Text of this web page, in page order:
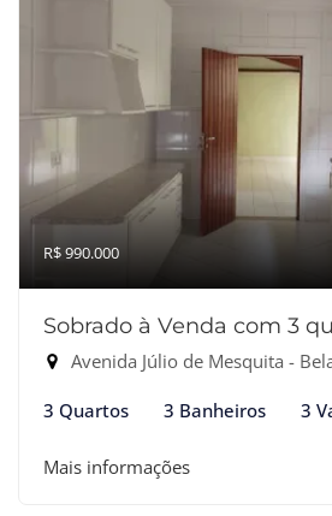
R$ 990.000
Sobrado à Venda com 3
Avenida Júlio de Mesquita -
3 Quartos 3 Banheiros 3
Mais informações